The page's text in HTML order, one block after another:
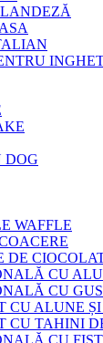
DOG
WAFFLE
DE
CU
CU
CU ALUNE
CU TAHINI
CU